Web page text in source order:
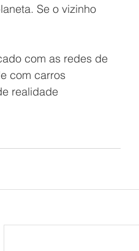
Se o vizinho
com as redes de
com carros
realidade